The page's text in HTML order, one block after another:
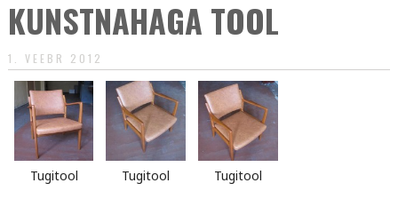
KUNSTNAHAGA TOOL
1. VEEBR 2012
Tugitool Tugitool Tugitool